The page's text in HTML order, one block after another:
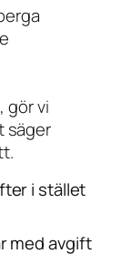
gör vi
säger
i stället
med avgift